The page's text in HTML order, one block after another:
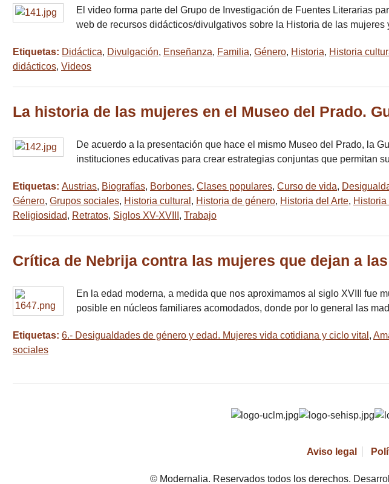
El video forma parte del Grupo de Investigación de Fuentes Literarias
web de recursos didácticos/divulgativos sobre la Historia de las
Etiquetas: Didáctica, Divulgación, Enseñanza, Familia, Género, Historia, Historia
didácticos, Videos
La historia de las mujeres en el Museo del Prado.
De acuerdo a la presentación que hace el mismo Museo del Prado, la
instituciones educativas para crear estrategias conjuntas que permitan
Etiquetas: Austrias, Biografías, Borbones, Clases populares, Curso de vida,
Género, Grupos sociales, Historia cultural , Historia de género, Historia del Arte, Historia
Religiosidad, Retratos, Siglos XV-XVIII , Trabajo
Crítica de Nebrija contra las mujeres que dejan a
En la edad moderna, a medida que nos aproximamos al siglo XVIII fue
posible en núcleos familiares acomodados, donde por lo general las
Etiquetas: 6.- Desigualdades de género y edad. Mujeres vida cotidiana y ciclo vital ,
sociales
Aviso legal
© Modernalia. Reservados todos los derechos.